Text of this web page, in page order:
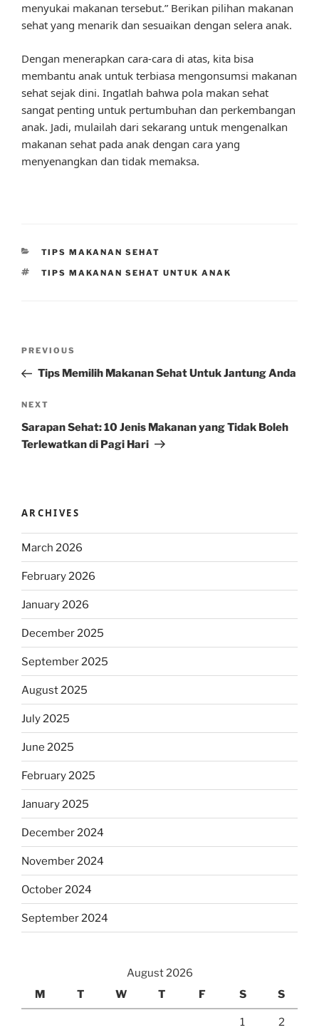
menyukai makanan tersebut.” Berikan pilihan makanan
sehat yang menarik dan sesuaikan dengan selera anak.
Dengan menerapkan cara-cara di atas, kita bisa
membantu anak untuk terbiasa mengonsumsi makanan
sehat sejak dini. Ingatlah bahwa pola makan sehat
sangat penting untuk pertumbuhan dan perkembangan
anak. Jadi, mulailah dari sekarang untuk mengenalkan
makanan sehat pada anak dengan cara yang
menyenangkan dan tidak memaksa.
CATEGORIES
TIPS MAKANAN SEHAT
TAGS
TIPS MAKANAN SEHAT UNTUK ANAK
Previous
Post
PREVIOUS
Tips Memilih Makanan Sehat Untuk Jantung Anda
Next
Post
NEXT
Sarapan Sehat: 10 Jenis Makanan yang Tidak Boleh
Terlewatkan di Pagi Hari
ARCHIVES
March 2026
February 2026
January 2026
December 2025
September 2025
August 2025
July 2025
June 2025
February 2025
January 2025
December 2024
November 2024
October 2024
September 2024
August 2026
M
T W T F S S
1 2